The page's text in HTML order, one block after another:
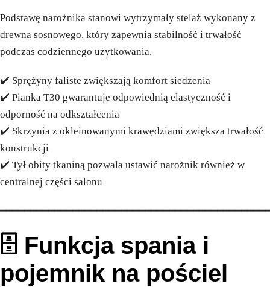
Podstawę narożnika stanowi wytrzymały stelaż wykonany z
drewna sosnowego, który zapewnia stabilność i trwałość
podczas codziennego użytkowania.
✔️ Sprężyny faliste zwiększają komfort siedzenia
✔️ Pianka T30 gwarantuje odpowiednią elastyczność i
odporność na odkształcenia
✔️ Skrzynia z okleinowanymi krawędziami zwiększa trwałość
konstrukcji
✔️ Tył obity tkaniną pozwala ustawić narożnik również w
centralnej części salonu
🗄️ Funkcja spania i
pojemnik na pościel